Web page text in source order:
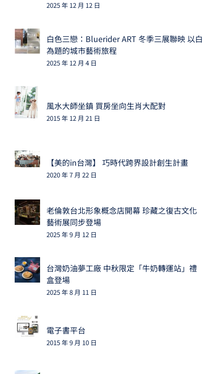
2025 年 12 月 12 日
白色三戀：Bluerider ART 冬季三展聯映 以白
為題的城市藝術旅程
2025 年 12 月 4 日
風水大師坐鎮 買房坐向生肖大配對
2015 年 12 月 21 日
【美的in台灣】 巧時代跨界設計創生計畫
2020 年 7 月 22 日
老倫敦台北形象概念店開幕 珍藏之復古文化
藝術展同步登場
2025 年 9 月 12 日
台灣奶油夢工廠 中秋限定「牛奶轉運站」禮
盒登場
2025 年 8 月 11 日
電子書平台
2015 年 9 月 10 日